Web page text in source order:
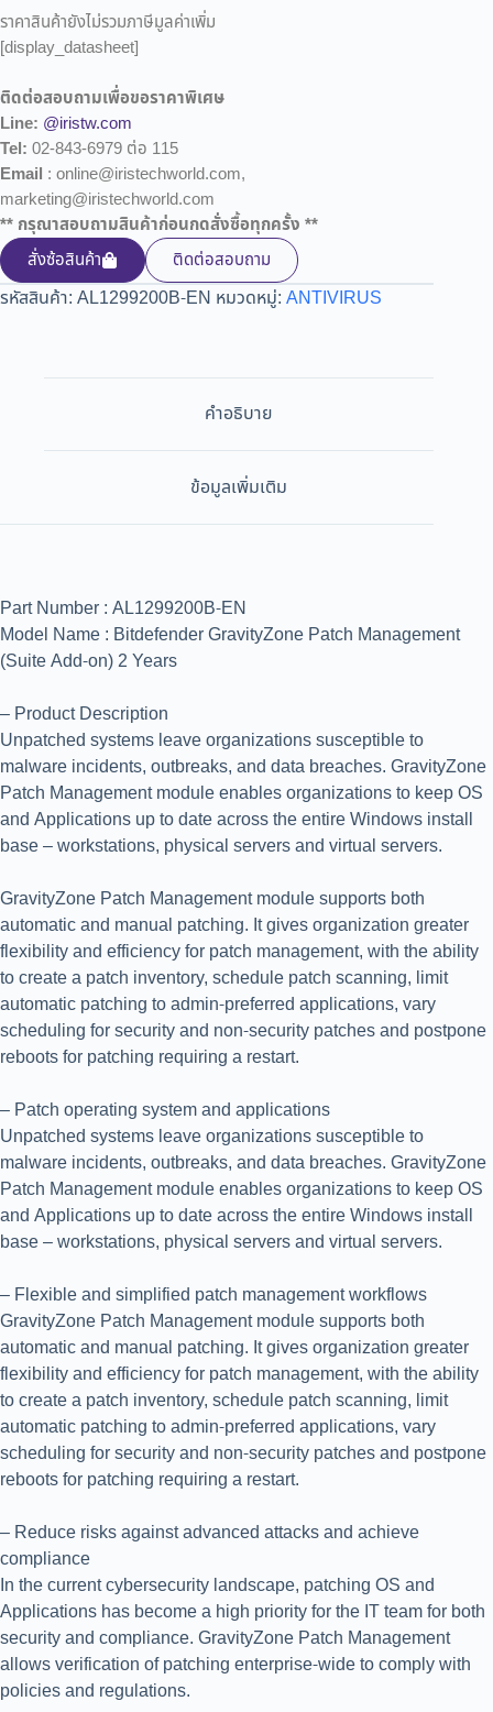
ราคาสินค้ายังไม่รวมภาษีมูลค่าเพิ่ม
[display_datasheet]
ติดต่อสอบถามเพื่อขอราคาพิเศษ
Line: @iristw.com
Tel: 02-843-6979 ต่อ 115
Email : online@iristechworld.com,
marketing@iristechworld.com
** กรุณาสอบถามสินค้าก่อนกดสั่งซื้อทุกครั้ง **
สั่งซ้อสินค้า
ติดต่อสอบถาม
รหัสสินค้า: AL1299200B-EN หมวดหมู่: ANTIVIRUS
คำอธิบาย
ข้อมูลเพิ่มเติม
Part Number : AL1299200B-EN
Model Name : Bitdefender GravityZone Patch Management
(Suite Add-on) 2 Years
– Product Description
Unpatched systems leave organizations susceptible to
malware incidents, outbreaks, and data breaches. GravityZone
Patch Management module enables organizations to keep OS
and Applications up to date across the entire Windows install
base – workstations, physical servers and virtual servers.
GravityZone Patch Management module supports both
automatic and manual patching. It gives organization greater
flexibility and efficiency for patch management, with the ability
to create a patch inventory, schedule patch scanning, limit
automatic patching to admin-preferred applications, vary
scheduling for security and non-security patches and postpone
reboots for patching requiring a restart.
– Patch operating system and applications
Unpatched systems leave organizations susceptible to
malware incidents, outbreaks, and data breaches. GravityZone
Patch Management module enables organizations to keep OS
and Applications up to date across the entire Windows install
base – workstations, physical servers and virtual servers.
– Flexible and simplified patch management workflows
GravityZone Patch Management module supports both
automatic and manual patching. It gives organization greater
flexibility and efficiency for patch management, with the ability
to create a patch inventory, schedule patch scanning, limit
automatic patching to admin-preferred applications, vary
scheduling for security and non-security patches and postpone
reboots for patching requiring a restart.
– Reduce risks against advanced attacks and achieve
compliance
In the current cybersecurity landscape, patching OS and
Applications has become a high priority for the IT team for both
security and compliance. GravityZone Patch Management
allows verification of patching enterprise-wide to comply with
policies and regulations.